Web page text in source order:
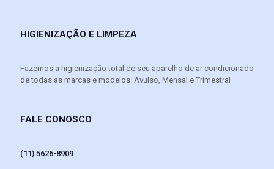
HIGIENIZAÇÃO E LIMPEZA
Fazemos a higienização total de seu aparelho de ar condicionado
de todas as marcas e modelos. Avulso, Mensal e Trimestral
FALE CONOSCO
(11) 5626-8909